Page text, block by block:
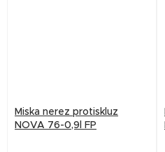
Miska nerez protiskluz
NOVA 76-0,9l FP